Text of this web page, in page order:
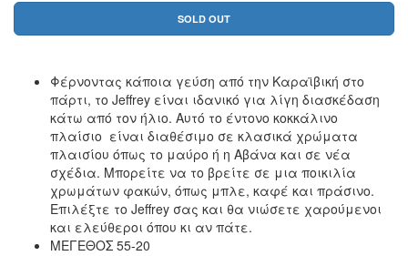
SOLD OUT
Φέρνοντας κάποια γεύση από την Καραϊβική στο
πάρτι, το Jeffrey είναι ιδανικό για λίγη διασκέδαση
κάτω από τον ήλιο. Αυτό το έντονο κοκκάλινο
πλαίσιο είναι διαθέσιμο σε κλασικά χρώματα
πλαισίου όπως το μαύρο ή η Αβάνα και σε νέα
σχέδια. Μπορείτε να το βρείτε σε μια ποικιλία
χρωμάτων φακών, όπως μπλε, καφέ και πράσινο.
Επιλέξτε το Jeffrey σας και θα νιώσετε χαρούμενοι
και ελεύθεροι όπου κι αν πάτε.
ΜΕΓΕΘΟΣ 55-20